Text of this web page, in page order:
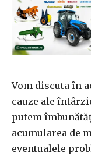
Vom discuta în
cauze ale
putem
acumularea de
eventualele